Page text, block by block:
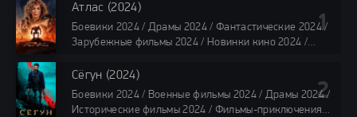
Атлас (2024)
Боевики 2024 / Драмы 2024 / Фантастические 2024 /
Зарубежные фильмы 2024 / Новинки кино 2024 /
Фильмы 4K / Фильмы 2024 / Популярные фильмы /
Смотреть фильмы онлайн
118 мин.
Сёгун (2024)
Боевики 2024 / Военные фильмы 2024 / Драмы 2024 /
Исторические фильмы 2024 / Фильмы-приключения